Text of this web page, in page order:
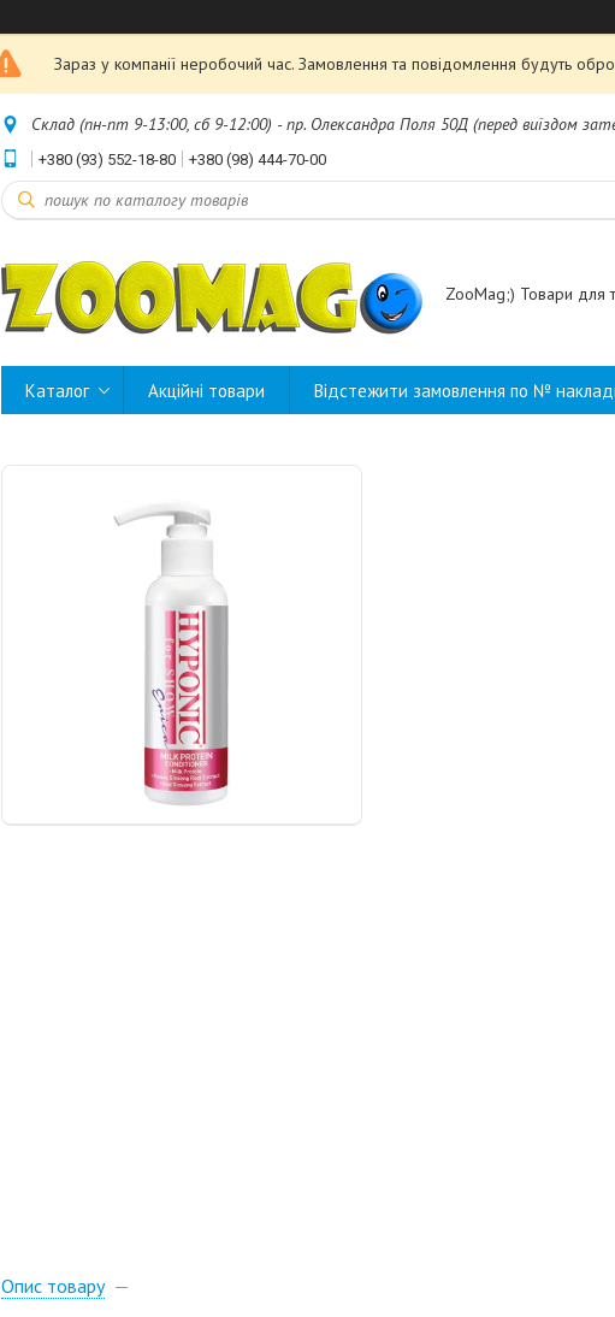
Зараз у компанії неробочий час. Замовлення та повідомлення будуть
Склад (пн-пт 9-13:00, сб 9-12:00) - пр. Олександра Поля 50Д (перед виїздом
+380 (93) 552-18-80 +380 (98) 444-70-00
ZooMag;) Товари для
Каталог Акційні товари Відстежити замовлення по №
Опис товару